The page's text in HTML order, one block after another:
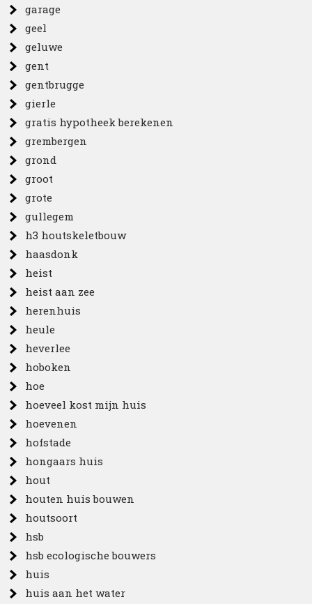
garage
geel
geluwe
gent
gentbrugge
gierle
gratis hypotheek berekenen
grembergen
grond
groot
grote
gullegem
h3 houtskeletbouw
haasdonk
heist
heist aan zee
herenhuis
heule
heverlee
hoboken
hoe
hoeveel kost mijn huis
hoevenen
hofstade
hongaars huis
hout
houten huis bouwen
houtsoort
hsb
hsb ecologische bouwers
huis
huis aan het water